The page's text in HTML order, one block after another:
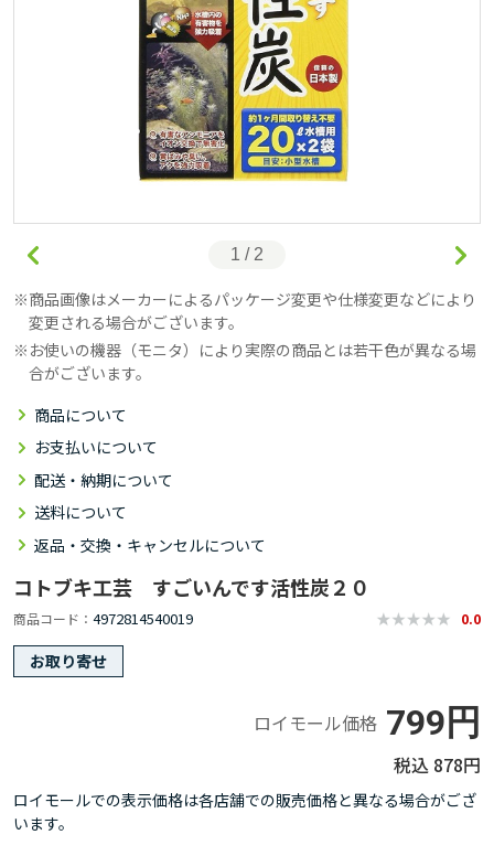
1 / 2
商品画像はメーカーによるパッケージ変更や仕様変更などにより
変更される場合がございます。
お使いの機器（モニタ）により実際の商品とは若干色が異なる場
合がございます。
商品について
お支払いについて
配送・納期について
送料について
返品・交換・キャンセルについて
コトブキ工芸 すごいんです活性炭２０
商品コード 4972814540019 0.0
お取り寄せ
ロイモール価格 799円
878円
ロイモールでの表示価格は各店舗での販売価格と異なる場合がござ
います。